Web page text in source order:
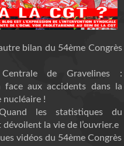
bilan du 54ème Congrès
de Gravelines :
face aux accidents dans la
nucléaire !
les statistiques du
la vie de l’ouvrier.e
vidéos du 54ème Congrès